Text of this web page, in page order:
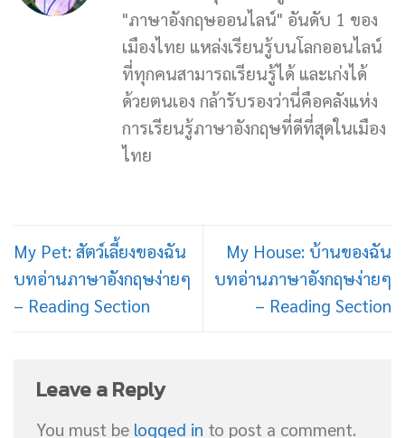
"ภาษาอังกฤษออนไลน์" อันดับ 1 ของ
เมืองไทย แหล่งเรียนรู้บนโลกออนไลน์
ที่ทุกคนสามารถเรียนรู้ได้ และเก่งได้
ด้วยตนเอง กล้ารับรองว่านี่คือคลังแห่ง
การเรียนรู้ภาษาอังกฤษที่ดีที่สุดในเมือง
ไทย
My Pet: สัตว์เลี้ยงของฉัน
บทอ่านภาษาอังกฤษง่ายๆ
– Reading Section
My House: บ้านของฉัน
บทอ่านภาษาอังกฤษง่ายๆ
– Reading Section
Leave a Reply
You must be logged in to post a comment.